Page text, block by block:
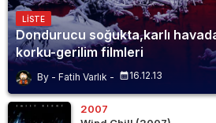
LISTE
Dondurucu soğukta,karlı
korku-gerilim filmleri
Fatih Varlık 16.12.13
2007